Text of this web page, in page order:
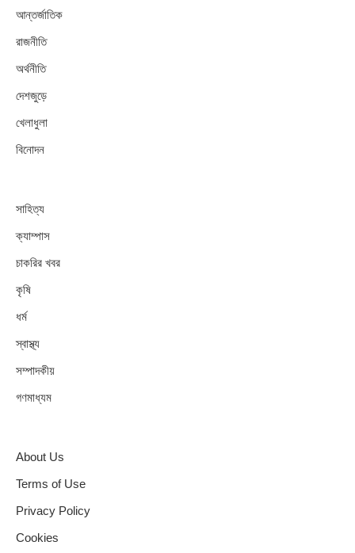
আন্তর্জাতিক
রাজনীতি
অর্থনীতি
দেশজুড়ে
খেলাধুলা
বিনোদন
সাহিত্য
ক্যাম্পাস
চাকরির খবর
কৃষি
ধর্ম
স্বাস্থ্য
সম্পাদকীয়
গণমাধ্যম
About Us
Terms of Use
Privacy Policy
Cookies